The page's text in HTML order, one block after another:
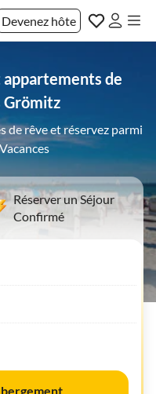
Devenez hôte
appartements de
Grömitz
de rêve et réservez parmi
Réserver un Séjour
Confirmé